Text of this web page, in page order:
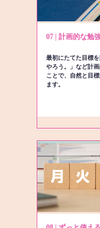
07 | 計画的な勉
最初にたてた目標
やろう。」など計
ことで、自然と目
ます。